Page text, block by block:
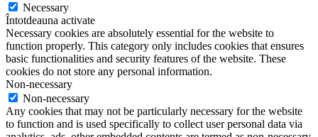
Necessary
Întotdeauna activate
Necessary cookies are absolutely essential for the website to
function properly. This category only includes cookies that ensures
basic functionalities and security features of the website. These
cookies do not store any personal information.
Non-necessary
Non-necessary
Any cookies that may not be particularly necessary for the website
to function and is used specifically to collect user personal data via